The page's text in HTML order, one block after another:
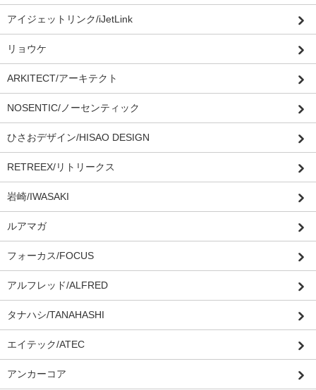
アイジェットリンク/iJetLink
リョウケ
ARKITECT/アーキテクト
NOSENTIC/ノーセンティック
ひさおデザイン/HISAO DESIGN
RETREEX/リトリークス
岩崎/IWASAKI
ルアマガ
フォーカス/FOCUS
アルフレッド/ALFRED
タナハシ/TANAHASHI
エイテック/ATEC
アンカーコア